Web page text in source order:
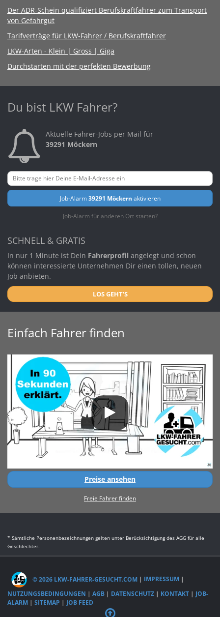
Der ADR-Schein qualifiziert Berufskraftfahrer zum Transport
von Gefahrgut
Tarifverträge für LKW-Fahrer / Berufskraftfahrer
LKW-Arten - Klein | Gross | Giga
Durchstarten mit der perfekten Bewerbung
Du bist LKW Fahrer?
Aktuelle Fahrer-Jobs per Mail für
39291 Möckern
Job-Alarm39291 Möckern aktivieren
Job-Alarm für anderen Ort starten?
SCHNELL & GRATIS
In nur 1 Minute ist Dein Fahrerprofil angelegt und schon
können interessierte Unternehmen Dir einen tollen, neuen
Job anbieten.
LOS GEHT'S
Einfach Fahrer finden
Preise ansehen
Freie Fahrer finden
* Sämtliche Personenbezeichnungen gelten unter Berücksichtigung des AGG für alle
Geschlechter.
© 2026 LKW-FAHRER-GESUCHT.COM | IMPRESSUM |
NUTZUNGSBEDINGUNGEN | AGB | DATENSCHUTZ | KONTAKT | JOB-
ALARM | SITEMAP | JOB FEED